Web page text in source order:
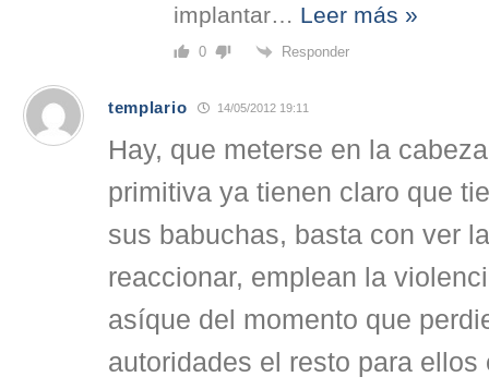
implantar… Leer más »
0 Responder
templario 14/05/2012 19:11
Hay, que meterse en la
primitiva ya tienen claro que
sus babuchas, basta con ver
reaccionar, emplean la
asíque del momento que
autoridades el resto para